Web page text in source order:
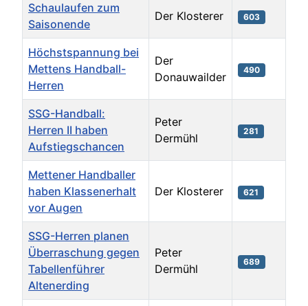
Schaulaufen zum
Saisonende
Der Klosterer 603
Höchstspannung bei
Mettens Handball-
Herren
Der
Donauwailder
490
SSG-Handball:
Herren II haben
Aufstiegschancen
Peter
Dermühl
281
Mettener Handballer
haben Klassenerhalt
vor Augen
Der Klosterer 621
SSG-Herren planen
Überraschung gegen
Tabellenführer
Altenerding
Peter
Dermühl
689